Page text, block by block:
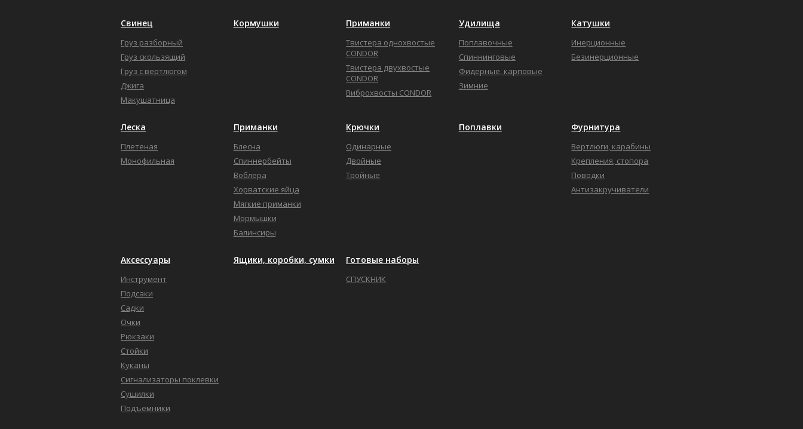
Свинец
Груз разборный
Груз скользящий
Груз с вертлюгом
Джига
Макушатница
Кормушки Приманки
Твистера однохвостые
CONDOR
Твистера двухвостые
CONDOR
Виброхвосты CONDOR
Удилища
Поплавочные
Спиннинговые
Фидерные, карповые
Зимние
Катушки
Инерционные
Безинерционные
Леска
Плетеная
Монофильная
Приманки
Блесна
Спиннербейты
Воблера
Хорватские яйца
Мягкие приманки
Мормышки
Балинсиры
Крючки
Одинарные
Двойные
Тройные
Поплавки Фурнитура
Вертлюги, карабины
Крепления, стопора
Поводки
Антизакручиватели
Аксессуары
Инструмент
Подсаки
Садки
Очки
Рюкзаки
Стойки
Куканы
Сигнализаторы поклевки
Сушилки
Подъемники
Ящики, коробки, сумки Готовые наборы
СПУСКНИК